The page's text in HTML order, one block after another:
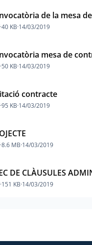
de la mesa
·40 KB·14/03/2019
mesa de
·50 KB·14/03/2019
contracte
·95 KB·14/03/2019
·8.6 MB·14/03/2019
DE CLÀUSULES
·151 KB·14/03/2019